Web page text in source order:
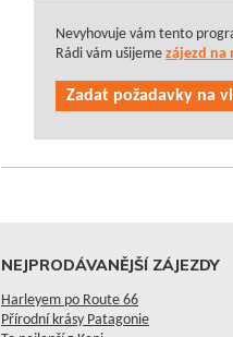
Nevyhovuje vám tento
Rádi vám ušijeme zájezd na
Zadat požadavky na
NEJPRODÁVANĚJŠÍ ZÁJEZDY
Harleyem po Route 66
Přírodní krásy Patagonie